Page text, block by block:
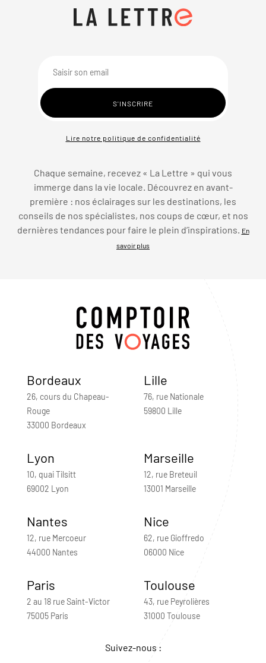
Lire notre politique de confidentialité
Chaque semaine, recevez « La Lettre » qui vous
immerge dans la vie locale. Découvrez en avant-
première : nos éclairages sur les destinations, les
conseils de nos spécialistes, nos coups de cœur, et nos
dernières tendances pour faire le plein d’inspirations. En
savoir plus
Bordeaux
26, cours du Chapeau-
Rouge
33000 Bordeaux
Lille
76, rue Nationale
59800 Lille
Lyon
10, quai Tilsitt
69002 Lyon
Marseille
12, rue Breteuil
13001 Marseille
Nantes
12, rue Mercoeur
44000 Nantes
Nice
62, rue Gioffredo
06000 Nice
Paris
2 au 18 rue Saint-Victor
75005 Paris
Toulouse
43, rue Peyrolières
31000 Toulouse
Suivez-nous :